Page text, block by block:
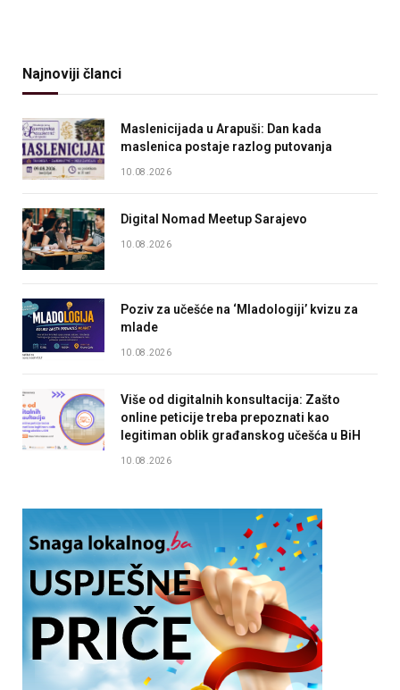
Najnoviji članci
Maslenicijada u Arapuši: Dan kada
maslenica postaje razlog putovanja
10.08.2026
Digital Nomad Meetup Sarajevo
10.08.2026
Poziv za učešće na ‘Mladologiji’ kvizu za
mlade
10.08.2026
Više od digitalnih konsultacija: Zašto
online peticije treba prepoznati kao
legitiman oblik građanskog učešća u BiH
10.08.2026